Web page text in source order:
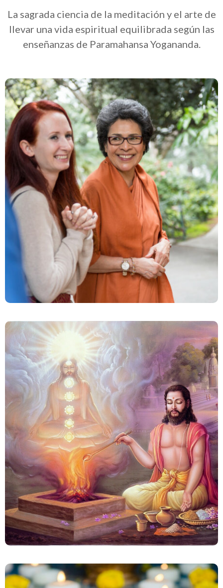
La sagrada ciencia de la meditación y el arte de
llevar una vida espiritual equilibrada según las
enseñanzas de Paramahansa Yogananda.